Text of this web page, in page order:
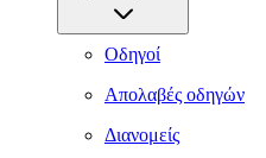
Οδηγοί
Απολαβές οδηγών
Διανομείς